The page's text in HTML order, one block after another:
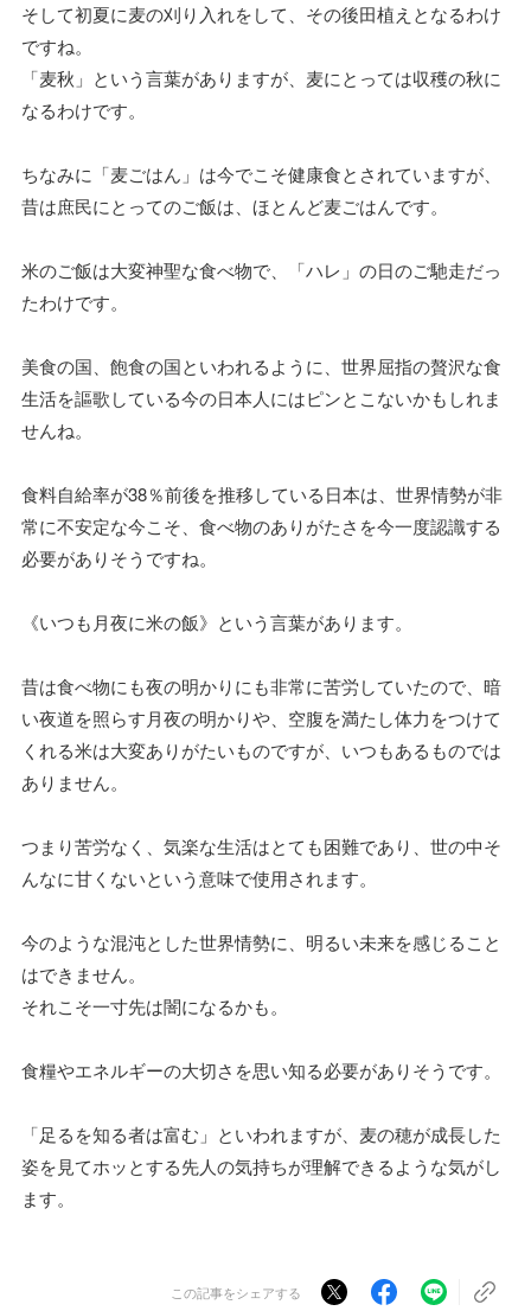
そして初夏に麦の刈り入れをして、その後田植えとなるわけ
ですね。
「麦秋」という言葉がありますが、麦にとっては収穫の秋に
なるわけです。
ちなみに「麦ごはん」は今でこそ健康食とされていますが、
昔は庶民にとってのご飯は、ほとんど麦ごはんです。
米のご飯は大変神聖な食べ物で、「ハレ」の日のご馳走だっ
たわけです。
美食の国、飽食の国といわれるように、世界屈指の贅沢な食
生活を謳歌している今の日本人にはピンとこないかもしれま
せんね。
食料自給率が38％前後を推移している日本は、世界情勢が非
常に不安定な今こそ、食べ物のありがたさを今一度認識する
必要がありそうですね。
《いつも月夜に米の飯》という言葉があります。
昔は食べ物にも夜の明かりにも非常に苦労していたので、暗
い夜道を照らす月夜の明かりや、空腹を満たし体力をつけて
くれる米は大変ありがたいものですが、いつもあるものでは
ありません。
つまり苦労なく、気楽な生活はとても困難であり、世の中そ
んなに甘くないという意味で使用されます。
今のような混沌とした世界情勢に、明るい未来を感じること
はできません。
それこそ一寸先は闇になるかも。
食糧やエネルギーの大切さを思い知る必要がありそうです。
「足るを知る者は富む」といわれますが、麦の穂が成長した
姿を見てホッとする先人の気持ちが理解できるような気がし
ます。
この記事をシェアする